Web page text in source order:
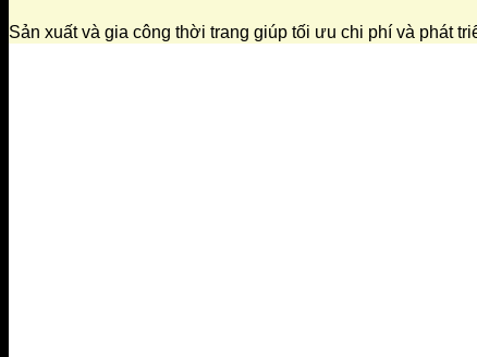
Sản xuất và gia công thời trang giúp tối ưu chi phí và phát